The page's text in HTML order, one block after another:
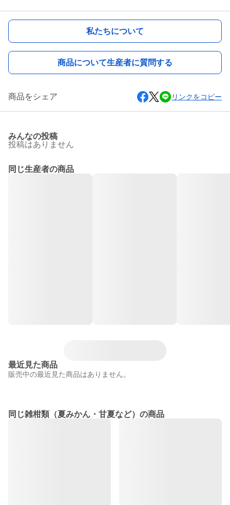
私たちについて
商品について生産者に質問する
商品をシェア リンクをコピー
みんなの投稿
投稿はありません
同じ生産者の商品
最近見た商品
販売中の最近見た商品はありません。
同じ雑柑類（夏みかん・甘夏など）の商品